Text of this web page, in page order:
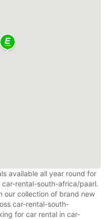
available all year round for
car-rental-south-africa/paarl.
our collection of brand new
car-rental-south-
for car rental in car-